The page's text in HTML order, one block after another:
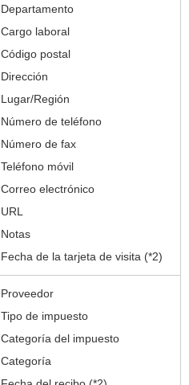
Departamento
Cargo laboral
Código postal
Dirección
Lugar/Región
Número de teléfono
Número de fax
Teléfono móvil
Correo electrónico
URL
Notas
Fecha de la tarjeta de visita (*2)
Proveedor
Tipo de impuesto
Categoría del impuesto
Categoría